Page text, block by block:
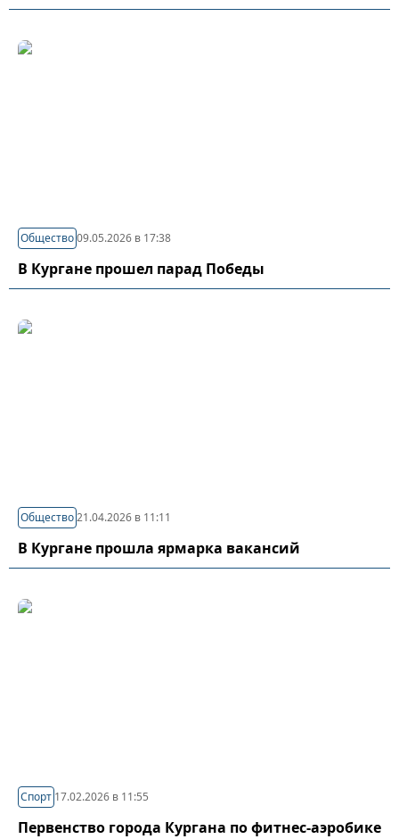
Общество09.05.2026 в 17:38
В Кургане прошел парад Победы
Общество21.04.2026 в 11:11
В Кургане прошла ярмарка вакансий
Спорт 17.02.2026 в 11:55
Первенство города Кургана по фитнес-аэробике